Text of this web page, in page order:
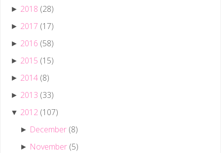
► 2018 (28)
► 2017 (17)
► 2016 (58)
► 2015 (15)
► 2014 (8)
► 2013 (33)
▼ 2012 (107)
► December (8)
► November (5)